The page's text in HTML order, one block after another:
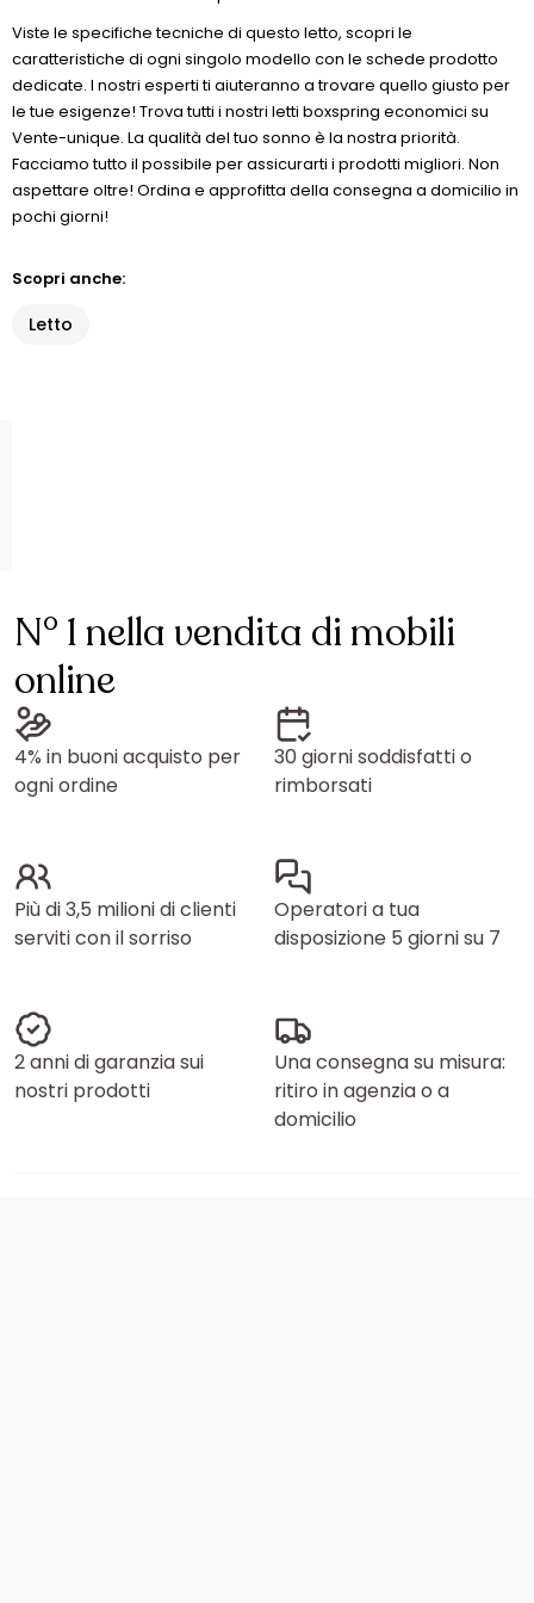
Viste le specifiche tecniche di questo letto, scopri le
caratteristiche di ogni singolo modello con le schede prodotto
dedicate. I nostri esperti ti aiuteranno a trovare quello giusto per
le tue esigenze! Trova tutti i nostri letti boxspring economici su
Vente-unique. La qualità del tuo sonno è la nostra priorità.
Facciamo tutto il possibile per assicurarti i prodotti migliori. Non
aspettare oltre! Ordina e approfitta della consegna a domicilio in
pochi giorni!
Scopri anche:
Letto
N° 1 nella vendita di mobili
online
4% in buoni acquisto per
ogni ordine
30 giorni soddisfatti o
rimborsati
Più di 3,5 milioni di clienti
serviti con il sorriso
Operatori a tua
disposizione 5 giorni su 7
2 anni di garanzia sui
nostri prodotti
Una consegna su misura:
ritiro in agenzia o a
domicilio